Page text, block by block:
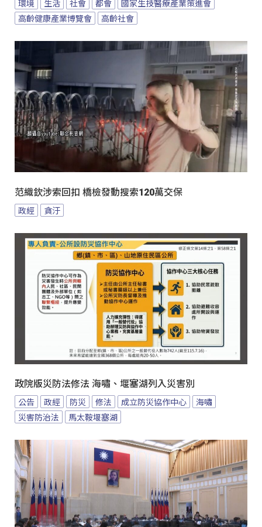
環境 生活 社會 都會
國家生技醫療產業策進會
高齡健康產業博覽會
高齡社會
范織欽涉索回扣 橋檢發動搜索120萬交保
政經 貪汙
政院版災防法修法 海嘯、堰塞湖列入災害別
公告 政經 防災 修法 成立防災協作中心
海嘯
災害防治法
馬太鞍堰塞湖